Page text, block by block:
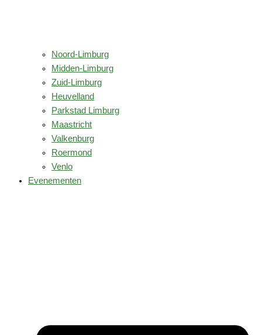
Noord-Limburg
Midden-Limburg
Zuid-Limburg
Heuvelland
Parkstad Limburg
Maastricht
Valkenburg
Roermond
Venlo
Evenementen